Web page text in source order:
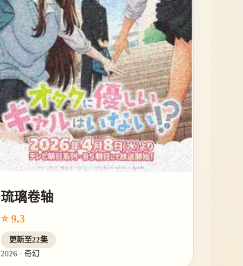
琉璃卷轴
⭐ 9.3
更新至22集
2026 · 奇幻